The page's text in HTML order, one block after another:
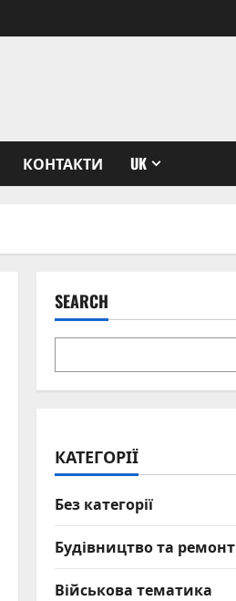
КОНТАКТИ UK
SEARCH
КАТЕГОРІЇ
Без категорії
Будівництво та ремонт
Військова тематика